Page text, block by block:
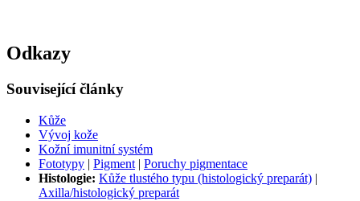
Odkazy
Související články
Kůže
Vývoj kože
Kožní imunitní systém
Fototypy | Pigment | Poruchy pigmentace
Histologie: Kůže tlustého typu (histologický preparát) |
Axilla/histologický preparát